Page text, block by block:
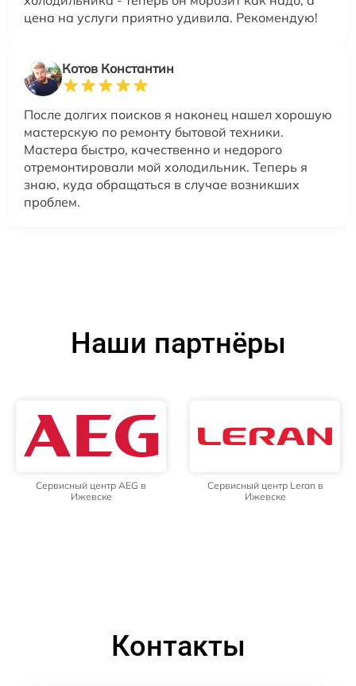
цена на услуги приятно удивила. Рекомендую!
Котов Константин
После долгих поисков я наконец нашел хорошую
мастерскую по ремонту бытовой техники.
Мастера быстро, качественно и недорого
отремонтировали мой холодильник. Теперь я
знаю, куда обращаться в случае возникших
проблем.
Наши партнёры
Сервисный центр AEG в
Ижевске
Сервисный центр Leran в
Ижевске
Контакты